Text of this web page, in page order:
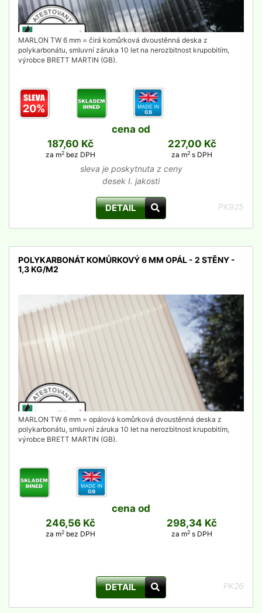
MARLON TW 6 mm = čirá komůrková dvoustěnná deska z
polykarbonátu, smluvní záruka 10 let na nerozbitnost krupobitím,
výrobce BRETT MARTIN (GB).
20%
cena od
187,60 Kč
za m2bez DPH
227,00 Kč
za m2 s DPH
sleva je poskytnuta z ceny
desek I. jakosti
DETAIL PK925
POLYKARBONÁT KOMŮRKOVÝ 6 MM OPÁL - 2 STĚNY -
1,3 KG/M2
MARLON TW 6 mm = opálová komůrková dvoustěnná deska z
polykarbonátu, smluvní záruka 10 let na nerozbitnost krupobitím,
výrobce BRETT MARTIN (GB).
cena od
246,56 Kč
za m2bez DPH
298,34 Kč
za m2 s DPH
DETAIL PK26